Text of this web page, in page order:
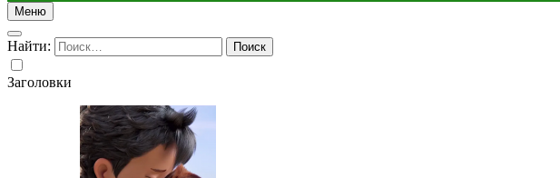
Меню
Найти:
Заголовки